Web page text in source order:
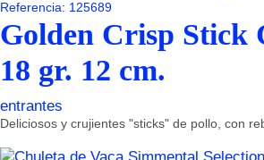
Referencia: 125689
Golden Crisp Stick
18 gr. 12 cm.
entrantes
Deliciosos y crujientes "sticks" de pollo, con